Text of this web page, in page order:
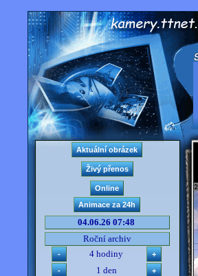
04.06.26 07:48
Roční archiv
4 hodiny
1 den